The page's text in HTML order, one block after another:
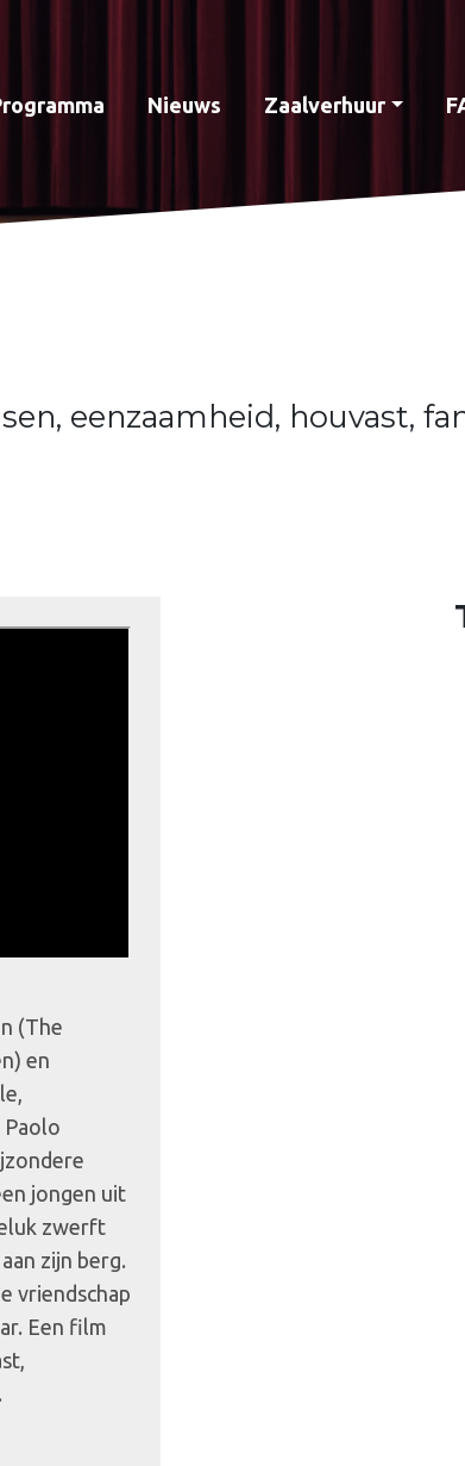
Nieuws Zaalverhuur
eenzaamheid, houvast,
(The
en
jongen uit
zwerft
zijn berg.
vriendschap
Een film